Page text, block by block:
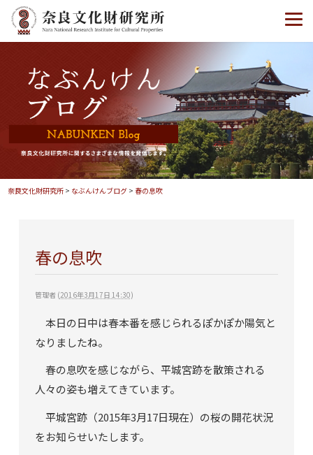
奈良文化財研究所 > なぶんけんブログ > 春の息吹
春の息吹
管理者(2016年3月17日 14:30)
本日の日中は春本番を感じられるぽかぽか陽気と
なりましたね。
春の息吹を感じながら、平城宮跡を散策される
人々の姿も増えてきています。
平城宮跡（2015年3月17日現在）の桜の開花状況
をお知らせいたします。